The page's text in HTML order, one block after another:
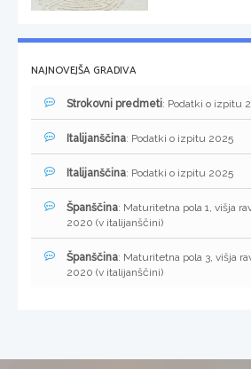
NAJNOVEJŠA GRADIVA
Strokovni predmeti: Podatki o izpitu
Italijanščina: Podatki o izpitu 2025
Italijanščina: Podatki o izpitu 2025
Španščina: Maturitetna pola 1, višja
2020 (v italijanščini)
Španščina: Maturitetna pola 3, višja
2020 (v italijanščini)